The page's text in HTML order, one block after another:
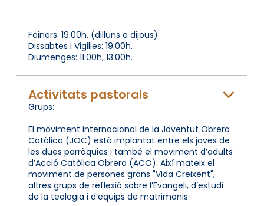
Feiners: 19:00h. (dilluns a dijous)
Dissabtes i Vigilies: 19:00h.
Diumenges: 11:00h, 13:00h.
Activitats pastorals
Grups:
El moviment internacional de la Joventut Obrera
Catòlica (JOC) està implantat entre els joves de
les dues parròquies i també el moviment d’adults
d’Acció Catòlica Obrera (ACO). Així mateix el
moviment de persones grans "Vida Creixent",
altres grups de reflexió sobre l’Evangeli, d’estudi
de la teologia i d’equips de matrimonis.